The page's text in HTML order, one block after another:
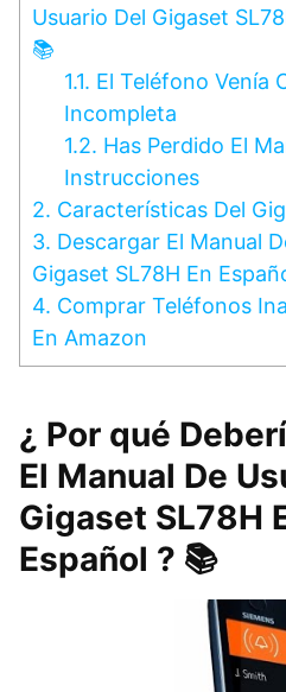
Usuario Del Gigaset
📚
1.1. El Teléfono Venía
Incompleta
1.2. Has Perdido El
Instrucciones
2. Características Del
3. Descargar El Manual
Gigaset SL78H En
4. Comprar Teléfonos
En Amazon
¿ Por qué
El Manual De
Gigaset SL78H
Español ? 📚